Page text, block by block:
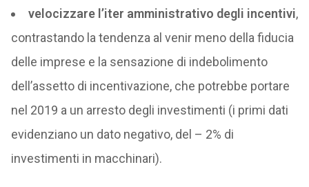
velocizzare l’iter amministrativo degli incentivi,
contrastando la tendenza al venir meno della fiducia
delle imprese e la sensazione di indebolimento
dell’assetto di incentivazione, che potrebbe portare
nel 2019 a un arresto degli investimenti (i primi dati
evidenziano un dato negativo, del – 2% di
investimenti in macchinari).